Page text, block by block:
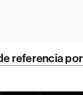
referencia